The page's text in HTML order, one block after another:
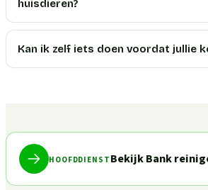
huisdieren?
Kan ik zelf iets doen voordat jullie
HOOFDDIENST Bekijk Bank